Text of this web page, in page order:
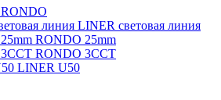
RONDO
LINER световая линия
RONDO 25mm
RONDO 3CCT
LINER U50